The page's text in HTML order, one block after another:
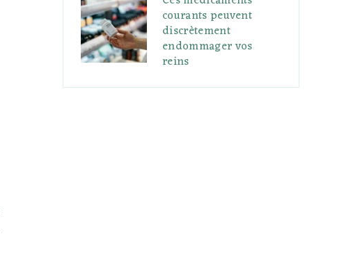
courants peuvent
discrètement
endommager vos
reins